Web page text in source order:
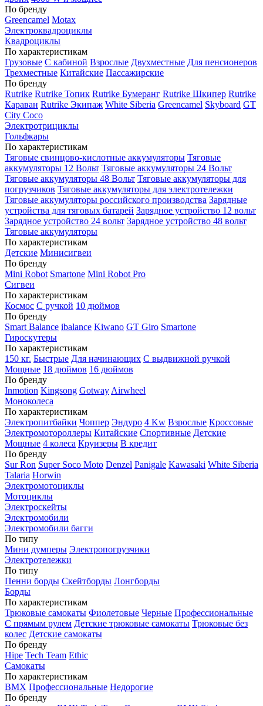
По бренду
Greencamel Motax
Электроквадроциклы
Квадроциклы
По характеристикам
Грузовые С кабиной Взрослые Двухместные Для пенсионеров
Трехместные Китайские Пассажирские
По бренду
Rutrike Rutrike Топик Rutrike Бумеранг Rutrike Шкипер Rutrike
Караван Rutrike Экипаж White Siberia Greencamel Skyboard GT
City Coco
Электротрициклы
Гольфкары
По характеристикам
Тяговые свинцово-кислотные аккумуляторы Тяговые
аккумуляторы 12 Вольт Тяговые аккумуляторы 24 Вольт
Тяговые аккумуляторы 48 Вольт Тяговые аккумуляторы для
погрузчиков Тяговые аккумуляторы для электротележки
Тяговые аккумуляторы российского производства Зарядные
устройства для тяговых батарей Зарядное устройство 12 вольт
Зарядное устройство 24 вольт Зарядное устройство 48 вольт
Тяговые аккумуляторы
По характеристикам
Детские Минисигвеи
По бренду
Mini Robot Smartone Mini Robot Pro
Сигвеи
По характеристикам
Космос С ручкой 10 дюймов
По бренду
Smart Balance ibalance Kiwano GT Giro Smartone
Гироскутеры
По характеристикам
150 кг. Быстрые Для начинающих С выдвижной ручкой
Мощные 18 дюймов 16 дюймов
По бренду
Inmotion Kingsong Gotway Airwheel
Моноколеса
По характеристикам
Электропитбайки Чоппер Эндуро 4 Kw Взрослые Кроссовые
Электромотороллеры Китайские Спортивные Детские
Мощные 4 колеса Круизеры В кредит
По бренду
Sur Ron Super Soco Moto Denzel Panigale Kawasaki White Siberia
Talaria Horwin
Электромотоциклы
Мотоциклы
Электроскейты
Электромобили
Электромобили багги
По типу
Мини думперы Электропогрузчики
Электротележки
По типу
Пенни борды Скейтборды Лонгборды
Борды
По характеристикам
Трюковые самокаты Фиолетовые Черные Профессиональные
С прямым рулем Детские трюковые самокаты Трюковые без
колес Детские самокаты
По бренду
Hipe Tech Team Ethic
Самокаты
По характеристикам
BMX Профессиональные Недорогие
По бренду